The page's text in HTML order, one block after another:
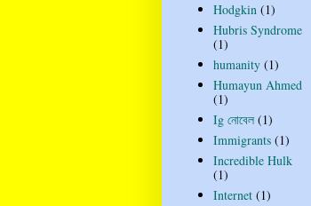
Hodgkin (1)
Hubris Syndrome
(1)
humanity (1)
Humayun Ahmed
(1)
Ig নোবেল (1)
Immigrants (1)
Incredible Hulk
(1)
Internet (1)